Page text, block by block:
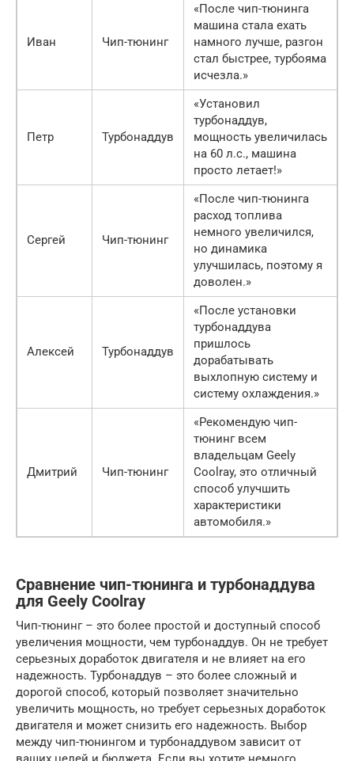
Иван Чип-тюнинг
«После чип-тюнинга
машина стала ехать
намного лучше, разгон
стал быстрее, турбояма
исчезла.»
Петр Турбонаддув
«Установил
турбонаддув,
мощность увеличилась
на 60 л.с., машина
просто летает!»
Сергей Чип-тюнинг
«После чип-тюнинга
расход топлива
немного увеличился,
но динамика
улучшилась, поэтому я
доволен.»
Алексей Турбонаддув
«После установки
турбонаддува
пришлось
дорабатывать
выхлопную систему и
систему охлаждения.»
Дмитрий Чип-тюнинг
«Рекомендую чип-
тюнинг всем
владельцам Geely
Coolray, это отличный
способ улучшить
характеристики
автомобиля.»
Сравнение чип-тюнинга и турбонаддува
для Geely Coolray
Чип-тюнинг – это более простой и доступный способ
увеличения мощности, чем турбонаддув. Он не требует
серьезных доработок двигателя и не влияет на его
надежность. Турбонаддув – это более сложный и
дорогой способ, который позволяет значительно
увеличить мощность, но требует серьезных доработок
двигателя и может снизить его надежность. Выбор
между чип-тюнингом и турбонаддувом зависит от